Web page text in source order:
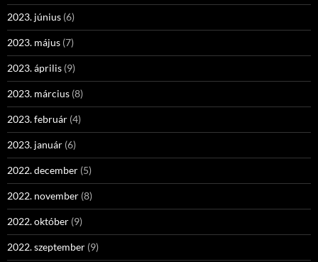
2023. június (6)
2023. május (7)
2023. április (9)
2023. március (8)
2023. február (4)
2023. január (6)
2022. december (5)
2022. november (8)
2022. október (9)
2022. szeptember (9)